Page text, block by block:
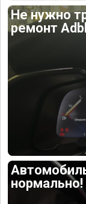
Не нужно
ремонт
нормально!